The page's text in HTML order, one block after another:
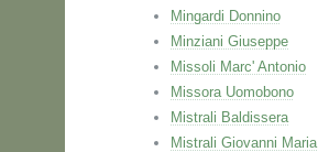
Mingardi Donnino
Minziani Giuseppe
Missoli Marc' Antonio
Missora Uomobono
Mistrali Baldissera
Mistrali Giovanni Maria